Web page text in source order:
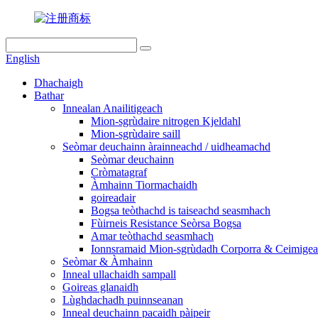
English
Dhachaigh
Bathar
Innealan Anailitigeach
Mion-sgrùdaire nitrogen Kjeldahl
Mion-sgrùdaire saill
Seòmar deuchainn àrainneachd / uidheamachd
Seòmar deuchainn
Cròmatagraf
Àmhainn Tiormachaidh
goireadair
Bogsa teòthachd is taiseachd seasmhach
Fùirneis Resistance Seòrsa Bogsa
Amar teòthachd seasmhach
Ionnsramaid Mion-sgrùdadh Corporra &
Seòmar & Àmhainn
Inneal ullachaidh sampall
Goireas glanaidh
Lùghdachadh puinnseanan
Inneal deuchainn pacaidh pàipeir